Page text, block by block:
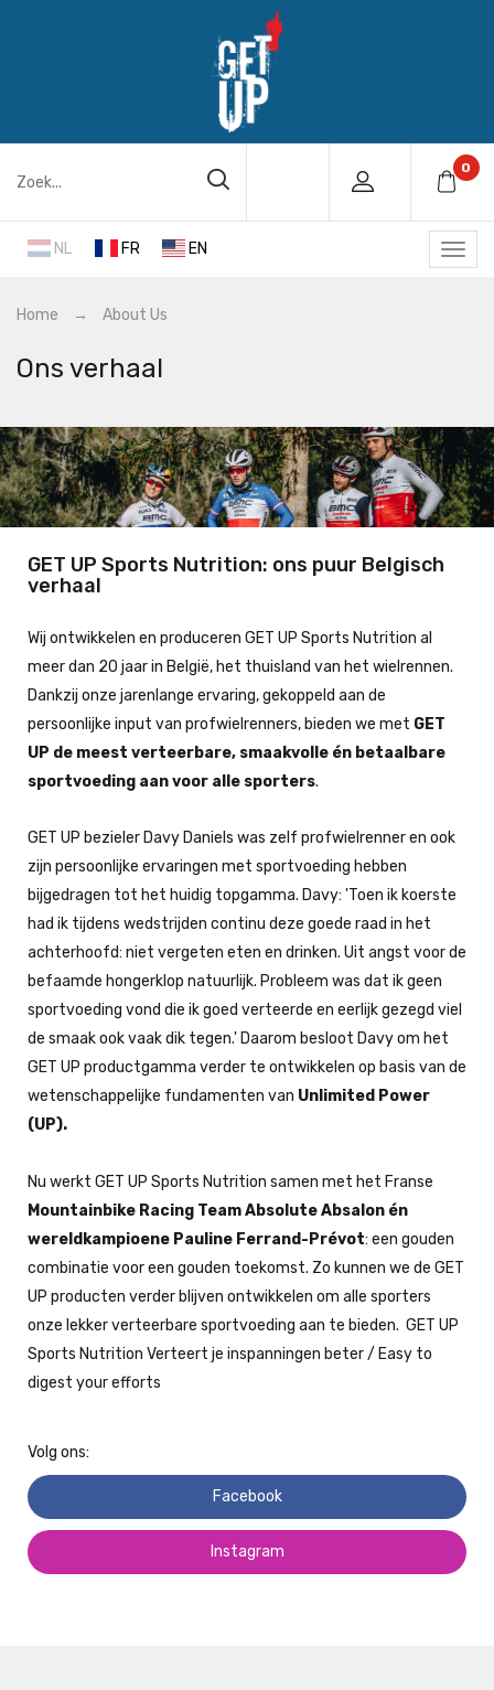
0
NL FR EN
Home → About Us
Ons verhaal
GET UP Sports Nutrition: ons puur Belgisch
verhaal
Wij ontwikkelen en produceren GET UP Sports Nutrition al
meer dan 20 jaar in België, het thuisland van het wielrennen.
Dankzij onze jarenlange ervaring, gekoppeld aan de
persoonlijke input van profwielrenners, bieden we met GET
UP de meest verteerbare, smaakvolle én betaalbare
sportvoeding aan voor alle sporters.
GET UP bezieler Davy Daniels was zelf profwielrenner en ook
zijn persoonlijke ervaringen met sportvoeding hebben
bijgedragen tot het huidig topgamma. Davy: 'Toen ik koerste
had ik tijdens wedstrijden continu deze goede raad in het
achterhoofd: niet vergeten eten en drinken. Uit angst voor de
befaamde hongerklop natuurlijk. Probleem was dat ik geen
sportvoeding vond die ik goed verteerde en eerlijk gezegd viel
de smaak ook vaak dik tegen.' Daarom besloot Davy om het
GET UP productgamma verder te ontwikkelen op basis van de
wetenschappelijke fundamenten van Unlimited Power
(UP). ‌ ‌
‌Nu werkt GET UP Sports Nutrition samen met het Franse
Mountainbike Racing Team Absolute Absalon én
wereldkampioene Pauline Ferrand-Prévot: een gouden
combinatie voor een gouden toekomst. Zo kunnen we de GET
UP producten verder blijven ontwikkelen om alle sporters
onze lekker verteerbare sportvoeding aan te bieden. ‌ ‌GET UP
Sports Nutrition ‌Verteert je inspanningen beter / Easy to
digest your efforts
Volg ons:
Facebook
Instagram